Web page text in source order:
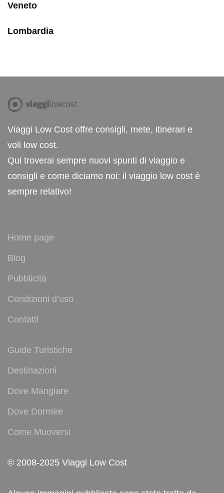
Veneto
Lombardia
Viaggi Low Cost offre consigli, mete, itinerari e
voli low cost.
Qui troverai sempre nuovi spunti di viaggio e
consigli e come diciamo noi: il viaggio low cost è
sempre relativo!
Home page
Blog
Pubblicità
Condizioni d’uso
Contatti
Guide Turistiche
Destinazioni
Dove Mangiare
Dove Dormire
Come Muoversi
© 2008-2025 Viaggi Low Cost